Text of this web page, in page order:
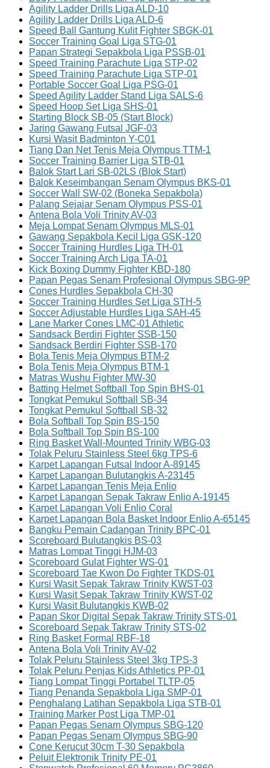
Agility Ladder Drills Liga ALD-10
Agility Ladder Drills Liga ALD-6
Speed Ball Gantung Kulit Fighter SBGK-01
Soccer Training Goal Liga STG-01
Papan Strategi Sepakbola Liga PSSB-01
Speed Training Parachute Liga STP-02
Speed Training Parachute Liga STP-01
Portable Soccer Goal Liga PSG-01
Speed Agility Ladder Stand Liga SALS-6
Speed Hoop Set Liga SHS-01
Starting Block SB-05 (Start Block)
Jaring Gawang Futsal JGF-03
Kursi Wasit Badminton Y-C01
Tiang Dan Net Tenis Meja Olympus TTM-1
Soccer Training Barrier Liga STB-01
Balok Start Lari SB-02LS (Blok Start)
Balok Keseimbangan Senam Olympus BKS-01
Soccer Wall SW-02 (Boneka Sepakbola)
Palang Sejajar Senam Olympus PSS-01
Antena Bola Voli Trinity AV-03
Meja Lompat Senam Olympus MLS-01
Gawang Sepakbola Kecil Liga GSK-120
Soccer Training Hurdles Liga TH-01
Soccer Training Arch Liga TA-01
Kick Boxing Dummy Fighter KBD-180
Papan Pegas Senam Profesional Olympus SBG-9P
Cones Hurdles Sepakbola CH-30
Soccer Training Hurdles Set Liga STH-5
Soccer Adjustable Hurdles Liga SAH-45
Lane Marker Cones LMC-01 Athletic
Sandsack Berdiri Fighter SSB-150
Sandsack Berdiri Fighter SSB-170
Bola Tenis Meja Olympus BTM-2
Bola Tenis Meja Olympus BTM-1
Matras Wushu Fighter MW-30
Batting Helmet Softball Top Spin BHS-01
Tongkat Pemukul Softball SB-34
Tongkat Pemukul Softball SB-32
Bola Softball Top Spin BS-150
Bola Softball Top Spin BS-100
Ring Basket Wall-Mounted Trinity WBG-03
Tolak Peluru Stainless Steel 6kg TPS-6
Karpet Lapangan Futsal Indoor A-89145
Karpet Lapangan Bulutangkis A-23145
Karpet Lapangan Tenis Meja Enlio
Karpet Lapangan Sepak Takraw Enlio A-19145
Karpet Lapangan Voli Enlio Coral
Karpet Lapangan Bola Basket Indoor Enlio A-65145
Bangku Pemain Cadangan Trinity BPC-01
Scoreboard Bulutangkis BS-03
Matras Lompat Tinggi HJM-03
Scoreboard Gulat Fighter WS-01
Scoreboard Tae Kwon Do Fighter TKDS-01
Kursi Wasit Sepak Takraw Trinity KWST-03
Kursi Wasit Sepak Takraw Trinity KWST-02
Kursi Wasit Bulutangkis KWB-02
Papan Skor Digital Sepak Takraw Trinity STS-01
Scoreboard Sepak Takraw Trinity STS-02
Ring Basket Formal RBF-18
Antena Bola Voli Trinity AV-02
Tolak Peluru Stainless Steel 3kg TPS-3
Tolak Peluru Penjas Kids Athletics PP-01
Tiang Lompat Tinggi Portabel TLTP-05
Tiang Penanda Sepakbola Liga SMP-01
Penghalang Latihan Sepakbola Liga STB-01
Training Marker Post Liga TMP-01
Papan Pegas Senam Olympus SBG-120
Papan Pegas Senam Olympus SBG-90
Cone Kerucut 30cm T-30 Sepakbola
Peluit Elektronik Trinity PE-01